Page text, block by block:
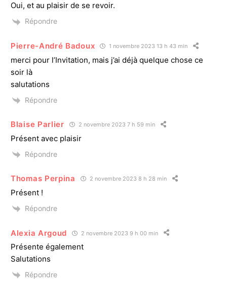
Oui, et au plaisir de se revoir.
Répondre
Pierre-André Badoux 1 novembre 2023 13 h 43 min
merci pour l’Invitation, mais j’ai déjà quelque chose ce
soir là
salutations
Répondre
Blaise Parlier 2 novembre 2023 7 h 59 min
Présent avec plaisir
Répondre
Thomas Perpina 2 novembre 2023 8 h 28 min
Présent !
Répondre
Alexia Argoud 2 novembre 2023 9 h 00 min
Présente également
Salutations
Répondre